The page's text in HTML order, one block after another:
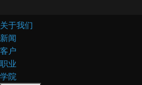
关于我们
新闻
客户
职业
学院